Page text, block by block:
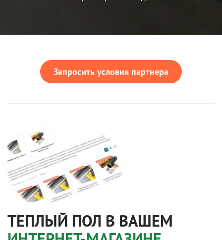
Запросить условия партнера
ТЕПЛЫЙ ПОЛ В ВАШЕМ